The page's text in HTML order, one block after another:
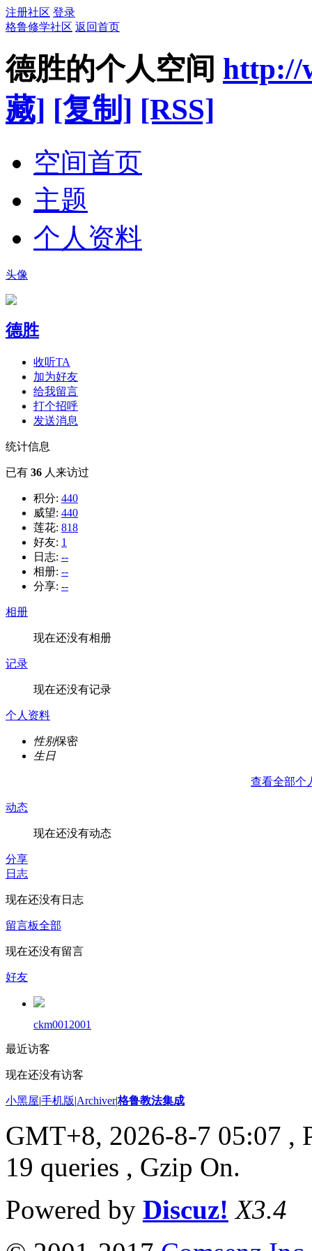
注册社区 登录
格鲁修学社区 返回首页
德胜的个人空间 http://
藏] [复制] [RSS]
空间首页
主题
个人资料
头像
德胜
收听TA
加为好友
给我留言
打个招呼
发送消息
统计信息
已有 36 人来访过
积分: 440
威望: 440
莲花: 818
好友: 1
日志: --
相册: --
分享: --
相册
现在还没有相册
记录
现在还没有记录
个人资料
性别保密
生日
查看全部个
动态
现在还没有动态
分享
日志
现在还没有日志
留言板全部
现在还没有留言
好友
ckm0012001
最近访客
现在还没有访客
小黑屋|手机版|Archiver|格鲁教法集成
GMT+8, 2026-8-7 05:07 ,
19 queries , Gzip On.
Powered by Discuz! X3.4